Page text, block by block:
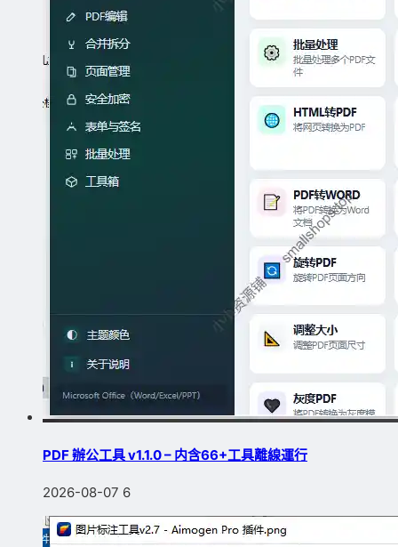
PDF 辦公工具 v1.1.0 – 内含66+工具離線運行
2026-08-07 6